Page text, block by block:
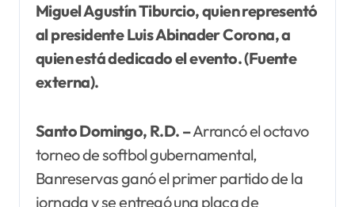
Miguel Agustín Tiburcio, quien representó
al presidente Luis Abinader Corona, a
quien está dedicado el evento. (Fuente
externa).
Santo Domingo, R.D. –Arrancó el octavo
torneo de softbol gubernamental,
Banreservas ganó el primer partido de la
jornada y se entregó una placa de